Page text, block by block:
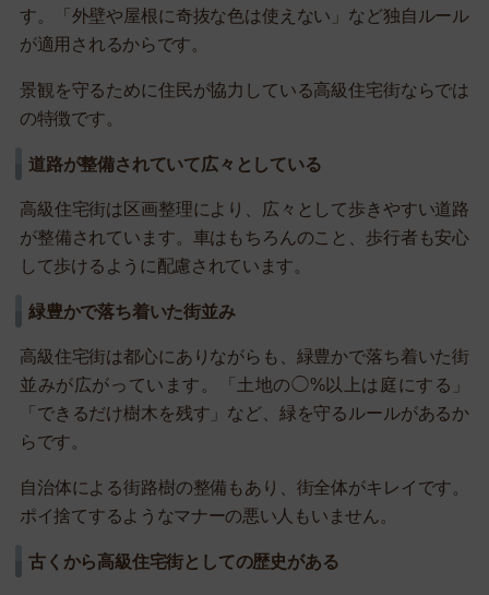
す。「外壁や屋根に奇抜な色は使えない」など独自ルール
が適用されるからです。
景観を守るために住民が協力している高級住宅街ならでは
の特徴です。
道路が整備されていて広々としている
高級住宅街は区画整理により、広々として歩きやすい道路
が整備されています。車はもちろんのこと、歩行者も安心
して歩けるように配慮されています。
緑豊かで落ち着いた街並み
高級住宅街は都心にありながらも、緑豊かで落ち着いた街
並みが広がっています。「土地の◯%以上は庭にする」
「できるだけ樹木を残す」など、緑を守るルールがあるか
らです。
自治体による街路樹の整備もあり、街全体がキレイです。
ポイ捨てするようなマナーの悪い人もいません。
古くから高級住宅街としての歴史がある